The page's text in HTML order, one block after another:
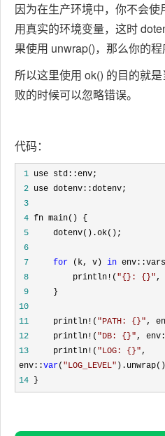
因为在生产环境中，你不会
用真实的环境变量，这时
果使用 unwrap()，那么你的程
所以这里使用 ok() 的目的就
败的时候可以忽略错误。
代码：
1
2
3
4
5
6
7
for (k, v) in
8
         println!(
"{}: {}"
9
10
11
     println!(
"PATH: {}",
12
     println!(
"DB: {}",
13
     println!(
"LOG: {}",
env::var( "LOG_LEVEL"
14 }